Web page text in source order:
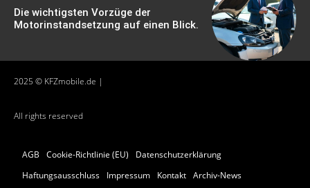
Die wichtigsten Vorzüge der
Motorinstandsetzung auf einen Blick.
2025 © KFZmobile.de |
All rights reserved
AGB Cookie-Richtlinie (EU)
Datenschutzerklärung
Haftungsausschluss
Impressum Kontakt Archiv-News